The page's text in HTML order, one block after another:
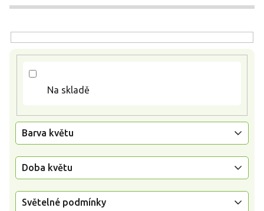
Na skladě
Barva květu
Doba květu
Světelné podmínky
u